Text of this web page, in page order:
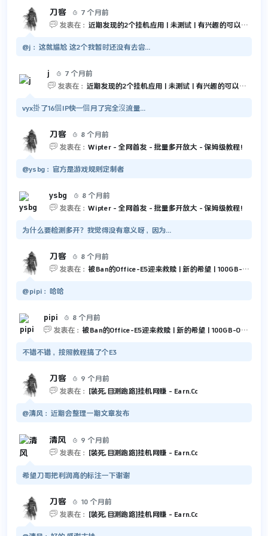
刀客 
7 个月前
 发表在： 近期发现的2个挂机应用 | 未测试 | 有兴趣的可以尝试一下
@j：这就尴尬 这2个我暂时还没有去尝...
j 
7 个月前
 发表在： 近期发现的2个挂机应用 | 未测试 | 有兴趣的可以尝试一下
vyx掛了16個IP快一個月了完全沒流量...
刀客 
8 个月前
 发表在： Wipter - 全网首发 - 批量多开放大 - 保姆级教程!
@ysbg：官方是游戏规则定制者
ysbg 
8 个月前
 发表在： Wipter - 全网首发 - 批量多开放大 - 保姆级教程!
为什么要检测多开？我觉得没有意义呀，因为...
刀客 
8 个月前
 发表在： 被Ban的Office-E5迎来救赎 | 新的希望 | 100GB-Outlook 和 5TB-OneDrive
@pipi：哈哈
pipi 
8 个月前
 发表在： 被Ban的Office-E5迎来救赎 | 新的希望 | 100GB-Outlook 和 5TB-OneDrive
不错不错，按照教程搞了个E3
刀客 
9 个月前
 发表在： [装死,目测跑路]挂机网赚 - Earn.Cc
@清风：近期会整理一期文章发布
清风 
9 个月前
 发表在： [装死,目测跑路]挂机网赚 - Earn.Cc
希望刀哥把利润高的标注一下谢谢
刀客 
10 个月前
 发表在： [装死,目测跑路]挂机网赚 - Earn.Cc